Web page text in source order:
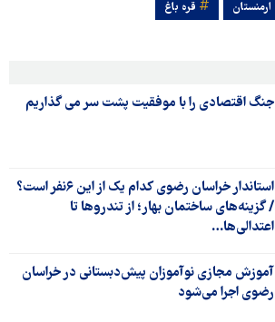
ارمنستان قره باغ
جنگ اقتصادی را با موفقیت پشت سر می گذاریم
استاندار خراسان رضوی کدام یک از این ۶نفر است؟
/ گزینه‌های ساختمان بهار؛ از تندروها تا
اعتدالی‌ها…
آموزش مجازی نوآموزان پیش‌دبستانی در خراسان
رضوی اجرا می‌شود